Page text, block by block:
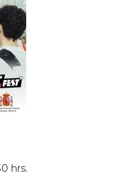
hrs.